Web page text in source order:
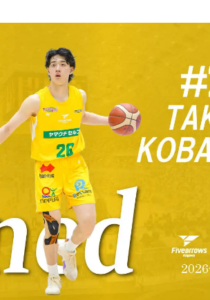
ね
込
み
中
で